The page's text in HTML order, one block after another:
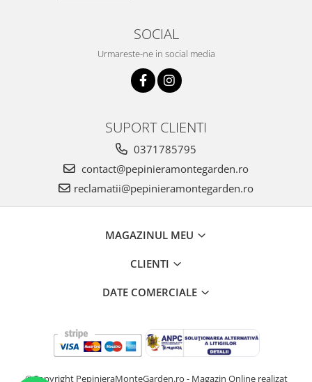
SOCIAL
Urmareste-ne in social media
SUPORT CLIENTI
0371785795
contact@pepinieramontegarden.ro
reclamatii@pepinieramontegarden.ro
MAGAZINUL MEU
CLIENTI
DATE COMERCIALE
©Copyright PepinieraMonteGarden.ro - Magazin Online realizat